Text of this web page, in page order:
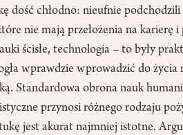
dość chłodno: nieufnie
nie mają przełożenia na karierę i
ścisłe, technologia – to były
wprawdzie wprowadzić do życia
Standardowa obrona nauk
przynosi różnego rodzaju
jest akurat najmniej istotne.